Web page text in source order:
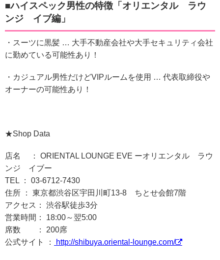
■ハイスペック男性の特徴「 オリエンタル ラウ
ンジ イブ編」
・スーツに黒髪 … 大手不動産会社や大手セキュリティ会社
に勤めている可能性あり！
・カジュアル男性だけどVIPルームを使用 … 代表取締役や
オーナーの可能性あり！
★Shop Data
店名 ： ORIENTAL LOUNGE EVE ーオリエンタル ラウ
ンジ イブー
TEL ： 03-6712-7430
住所 ： 東京都渋谷区宇田川町13-8 ちとせ会館7階
アクセス： 渋谷駅徒歩3分
営業時間： 18:00～翌5:00
席数 ： 200席
公式サイト ：
http://shibuya.oriental-lounge.com/